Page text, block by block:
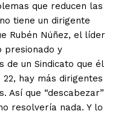
que reducen las
tiene un dirigente
Rubén Núñez, el líder
presionado y
un Sindicato que él
hay más dirigentes
Así que “descabezar”
resolvería nada. Y lo